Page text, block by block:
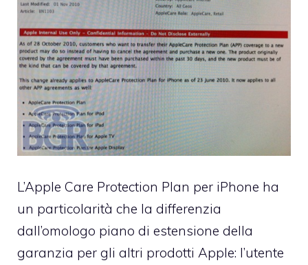
L’Apple Care Protection Plan per iPhone ha
un particolarità che la differenzia
dall’omologo piano di estensione della
garanzia per gli altri prodotti Apple: l’utente